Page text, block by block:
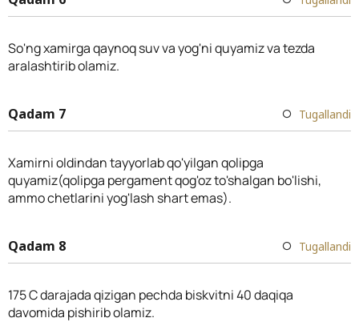
So'ng xamirga qaynoq suv va yog'ni quyamiz va tezda
aralashtirib olamiz.
Qadam 7 Tugallandi
Xamirni oldindan tayyorlab qo'yilgan qolipga
quyamiz(qolipga pergament qog'oz to'shalgan bo'lishi,
ammo chetlarini yog'lash shart emas).
Qadam 8 Tugallandi
175 C darajada qizigan pechda biskvitni 40 daqiqa
davomida pishirib olamiz.